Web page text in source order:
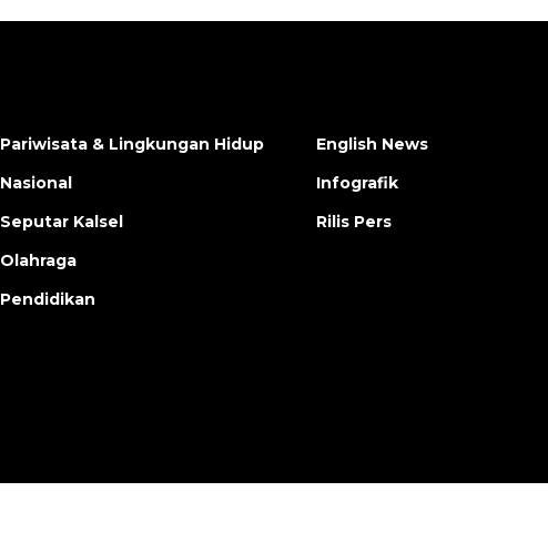
Pariwisata & Lingkungan Hidup
Nasional
Seputar Kalsel
Olahraga
Pendidikan
English News
Infografik
Rilis Pers